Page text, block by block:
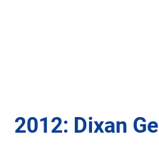
2012: Dixan Gel